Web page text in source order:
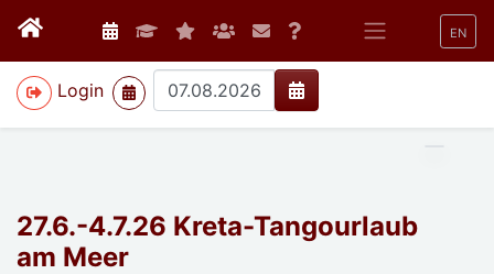
EN
Login
>
27.6.-4.7.26 Kreta-Tangourlaub
am Meer